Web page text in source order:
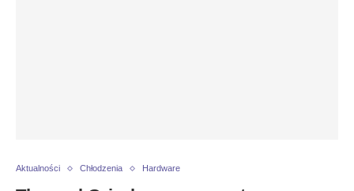
Aktualności Chłodzenia Hardware